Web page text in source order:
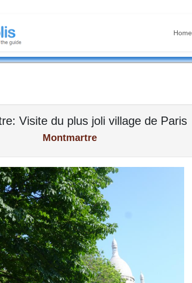
Home
Visite du plus joli village de Paris
Montmartre